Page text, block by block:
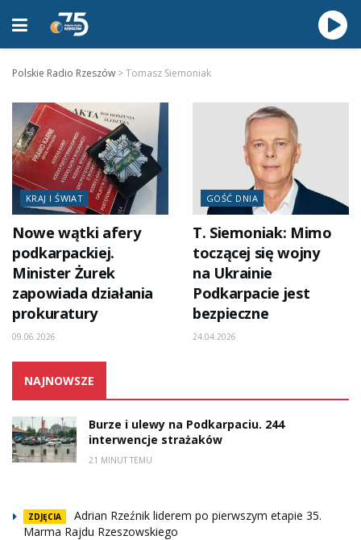
Polskie Radio Rzeszów >Tomasz Siemoniak
KRAJ I ŚWIAT
Nowe wątki afery
podkarpackiej.
Minister Żurek
zapowiada działania
prokuratury
09.06.2026
GOŚĆ DNIA
T. Siemoniak: Mimo
toczącej się wojny
na Ukrainie
Podkarpacie jest
bezpieczne
24.04.2026
NAJNOWSZE
Burze i ulewy na Podkarpaciu. 244
interwencje strażaków
21 MINUT TEMU
ZDJĘCIA
Adrian Rzeźnik liderem po pierwszym etapie 35.
Marma Rajdu Rzeszowskiego